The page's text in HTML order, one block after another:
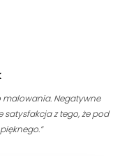
malowania. Negatywne
z tego, że pod